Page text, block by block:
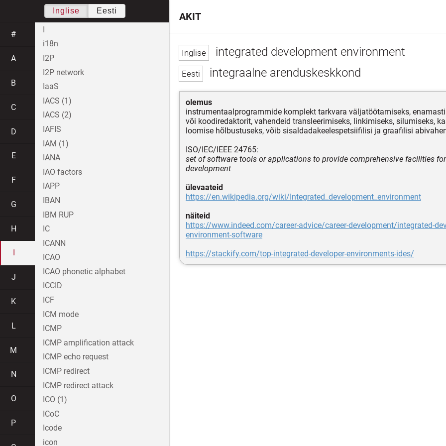
integrated development environment
integraalne arenduskeskkond
olemus
instrumentaalprogrammide komplekt tarkvara väljatöötamiseks,
või koodiredaktorit, vahendeid transleerimiseks, linkimiseks, silumiseks,
loomise hõlbustuseks, võib sisaldadakeelespetsiifilisi ja graafilisi
ISO/IEC/IEEE 24765:
set of software tools or applications to provide comprehensive facilities
development
ülevaateid
https://en.wikipedia.org/wiki/Integrated_development_environment
näiteid
https://www.indeed.com/career-advice/career-development/integrated-
environment-software
https://stackify.com/top-integrated-developer-environments-ides/
AKIT
Inglise Eesti
#
A
B
C
D
E
F
G
H
J
K
L
M
N
O
P
I
i18n
I2P
I2P network
IaaS
IACS (1)
IACS (2)
IAFIS
IAM (1)
IANA
IAO factors
IAPP
IBAN
IBM RUP
IC
ICANN
ICAO
ICAO phonetic alphabet
ICCID
ICF
ICM mode
ICMP
ICMP amplification attack
ICMP echo request
ICMP redirect
ICMP redirect attack
ICO (1)
ICoC
Icode
icon